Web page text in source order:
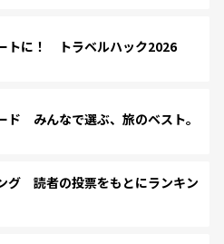
トに！ トラベルハック2026
ド みんなで選ぶ、旅のベスト。
グ 読者の投票をもとにランキン